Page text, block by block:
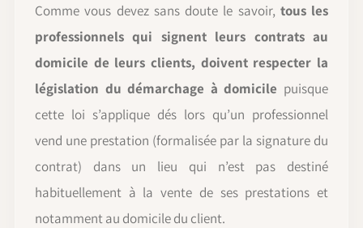
Comme vous devez sans doute le savoir, tous les
professionnels qui signent leurs contrats au
domicile de leurs clients, doivent respecter la
législation du démarchage à domicile puisque
cette loi s’applique dés lors qu’un professionnel
vend une prestation (formalisée par la signature du
contrat) dans un lieu qui n’est pas destiné
habituellement à la vente de ses prestations et
notamment au domicile du client.